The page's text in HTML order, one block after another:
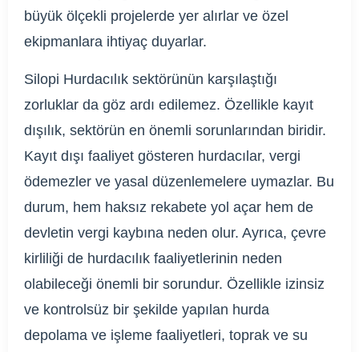
büyük ölçekli projelerde yer alırlar ve özel
ekipmanlara ihtiyaç duyarlar.
Silopi Hurdacılık sektörünün karşılaştığı
zorluklar da göz ardı edilemez. Özellikle kayıt
dışılık, sektörün en önemli sorunlarından biridir.
Kayıt dışı faaliyet gösteren hurdacılar, vergi
ödemezler ve yasal düzenlemelere uymazlar. Bu
durum, hem haksız rekabete yol açar hem de
devletin vergi kaybına neden olur. Ayrıca, çevre
kirliliği de hurdacılık faaliyetlerinin neden
olabileceği önemli bir sorundur. Özellikle izinsiz
ve kontrolsüz bir şekilde yapılan hurda
depolama ve işleme faaliyetleri, toprak ve su